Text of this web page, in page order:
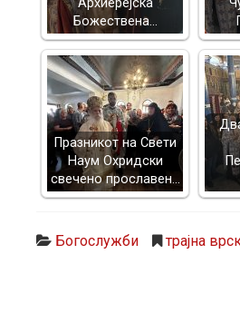
Архиерејска
Божествена…
Празникот на Свети
Наум Охридски
свечено прославен…
Богослужби трајна